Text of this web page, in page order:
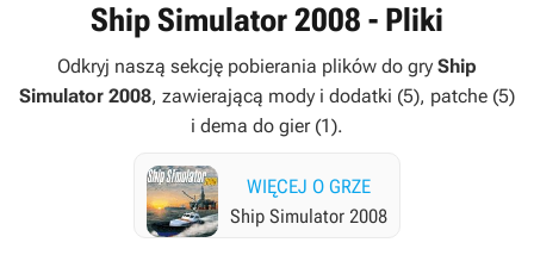
Ship Simulator 2008 - Pliki
Odkryj naszą sekcję pobierania plików do gry Ship
Simulator 2008, zawierającą mody i dodatki (5), patche (5)
i dema do gier (1).
WIĘCEJ O GRZE
Ship Simulator 2008